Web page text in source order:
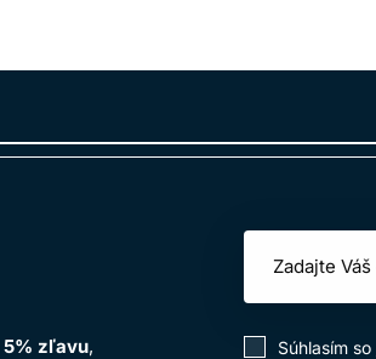
5% zľavu,
Súhlasím so